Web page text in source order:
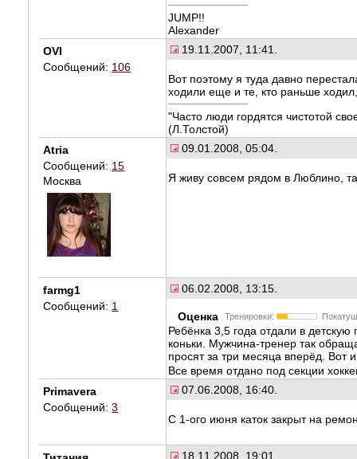
JUMP!!
Alexander
OVI
Сообщений: 106
19.11.2007, 11:41.
Вот поэтому я туда давно
ходили еще и те, кто раньше
"Часто люди гордятся чистотой
(Л.Толстой)
Atria
Сообщений: 15
Москва
09.01.2008, 05:04.
Я живу совсем рядом в Люблино,
farmg1
Сообщений: 1
06.02.2008, 13:15.
Оценка Тренировки:
Ребёнка 3,5 года отдали в детскую
коньки. Мужчина-тренер так
просят за три месяца вперёд.
Все время отдано под секции
Primavera
Сообщений:3
07.06.2008, 16:40.
С 1-ого июня каток закрыт на
18.11.2008, 19:01.